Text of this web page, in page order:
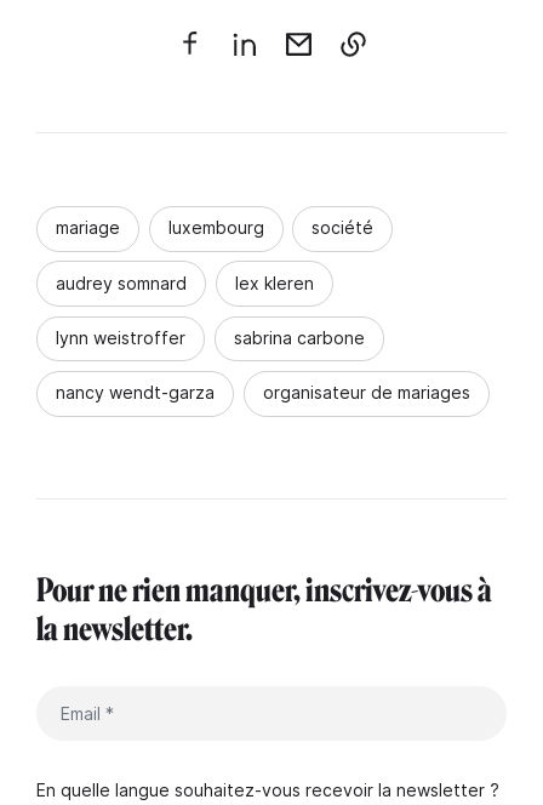
mariage luxembourg société
audrey somnard lex kleren
lynn weistroffer sabrina carbone
nancy wendt-garza organisateur de mariages
Pour ne rien manquer, inscrivez-vous à
la newsletter.
En quelle langue souhaitez-vous recevoir la newsletter ?